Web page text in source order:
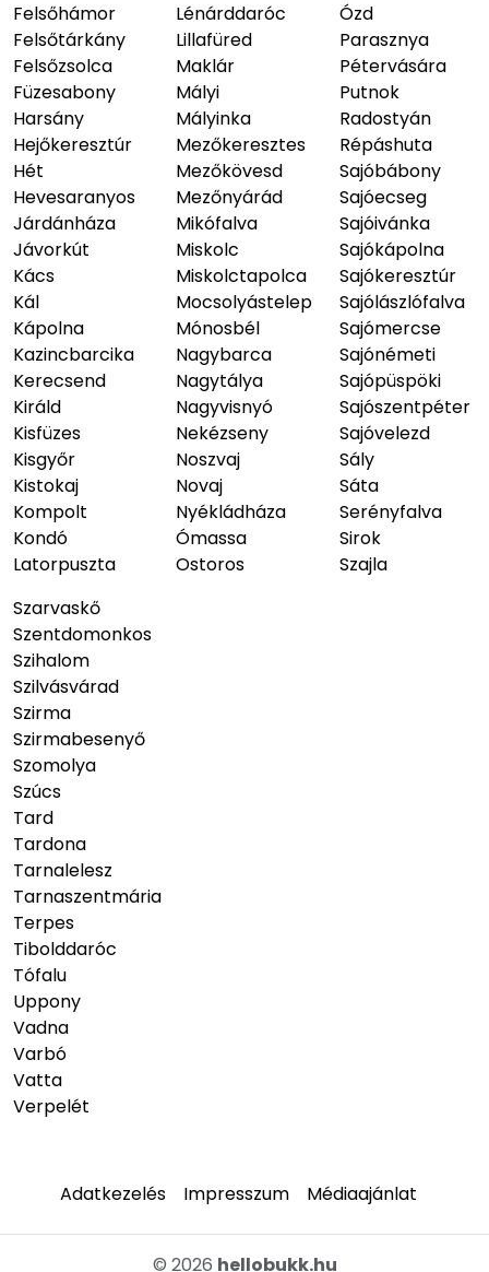
Felsőhámor
Felsőtárkány
Felsőzsolca
Füzesabony
Harsány
Hejőkeresztúr
Hét
Hevesaranyos
Járdánháza
Jávorkút
Kács
Kál
Kápolna
Kazincbarcika
Kerecsend
Királd
Kisfüzes
Kisgyőr
Kistokaj
Kompolt
Kondó
Latorpuszta
Lénárddaróc
Lillafüred
Maklár
Mályi
Mályinka
Mezőkeresztes
Mezőkövesd
Mezőnyárád
Mikófalva
Miskolc
Miskolctapolca
Mocsolyástelep
Mónosbél
Nagybarca
Nagytálya
Nagyvisnyó
Nekézseny
Noszvaj
Novaj
Nyékládháza
Ómassa
Ostoros
Ózd
Parasznya
Pétervására
Putnok
Radostyán
Répáshuta
Sajóbábony
Sajóecseg
Sajóivánka
Sajókápolna
Sajókeresztúr
Sajólászlófalva
Sajómercse
Sajónémeti
Sajópüspöki
Sajószentpéter
Sajóvelezd
Sály
Sáta
Serényfalva
Sirok
Szajla
Szarvaskő
Szentdomonkos
Szihalom
Szilvásvárad
Szirma
Szirmabesenyő
Szomolya
Szúcs
Tard
Tardona
Tarnalelesz
Tarnaszentmária
Terpes
Tibolddaróc
Tófalu
Uppony
Vadna
Varbó
Vatta
Verpelét
Adatkezelés Impresszum Médiaajánlat
© 2026 hellobukk.hu